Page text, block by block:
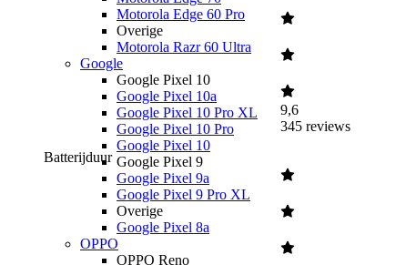
Motorola Edge 60 Pro
Overige
Motorola Razr 60 Ultra
Google
Google Pixel 10
Google Pixel 10a
Google Pixel 10 Pro XL
Google Pixel 10 Pro
Google Pixel 10
Google Pixel 9
Google Pixel 9a
Google Pixel 9 Pro XL
Overige
Google Pixel 8a
OPPO
OPPO Reno
9,6
345 reviews
Batterijduur